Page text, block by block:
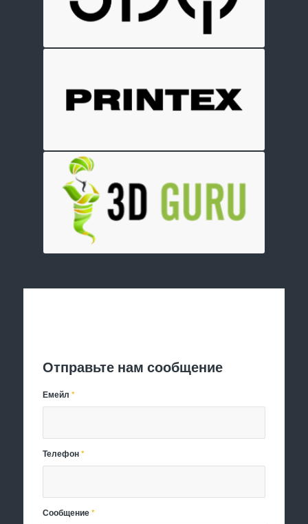
Отправьте нам сообщение
Емейл*
Телефон*
Сообщение*